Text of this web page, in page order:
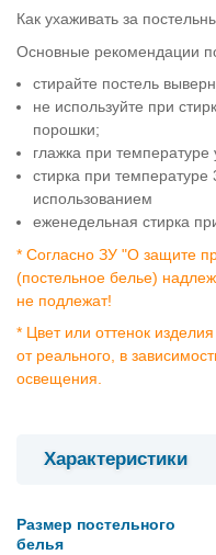
Как ухаживать за
Основные рекомендации
стирайте постель
не используйте при
порошки;
глажка при
стирка при
использованием
еженедельная стирка
* Согласно ЗУ "О защите
(постельное белье)
не подлежат!
* Цвет или оттенок
от реального, в
освещения.
Характеристики
Размер постельного
белья